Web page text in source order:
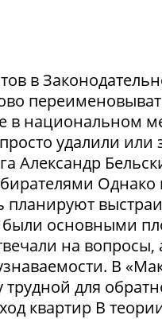
в
в национальном
удалили или
Александр
Однако
были основными
на вопросы,
В
для
квартир В